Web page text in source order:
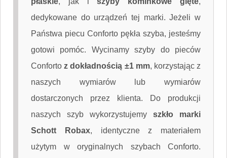
dedykowane do urządzeń tej marki. Jeżeli w
Państwa piecu Conforto pękła szyba, jesteśmy
gotowi pomóc. Wycinamy szyby do pieców
Confortoz dokładnością ±1 mm, korzystając z
naszych wymiarów lub wymiarów
dostarczonych przez klienta. Do produkcji
naszych szyb wykorzystujemy szkło marki
Schott Robax, identyczne z materiałem
użytym w oryginalnych szybach Conforto.